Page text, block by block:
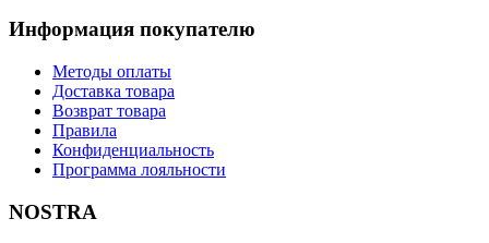
Информация покупателю
Методы оплаты
Доставка товара
Возврат товара
Правила
Конфиденциальность
Программа лояльности
NOSTRA